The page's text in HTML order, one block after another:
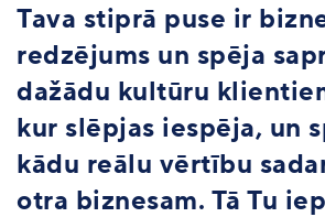
Tava stiprā puse ir
redzējums un spēja
dažādu kultūru
kur slēpjas iespēja, un
kādu reālu vērtību
otra biznesam. Tā Tu